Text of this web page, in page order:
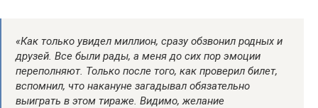
«Как только увидел миллион, сразу обзвонил родных и
друзей. Все были рады, а меня до сих пор эмоции
переполняют. Только после того, как проверил билет,
вспомнил, что накануне загадывал обязательно
выиграть в этом тираже. Видимо, желание